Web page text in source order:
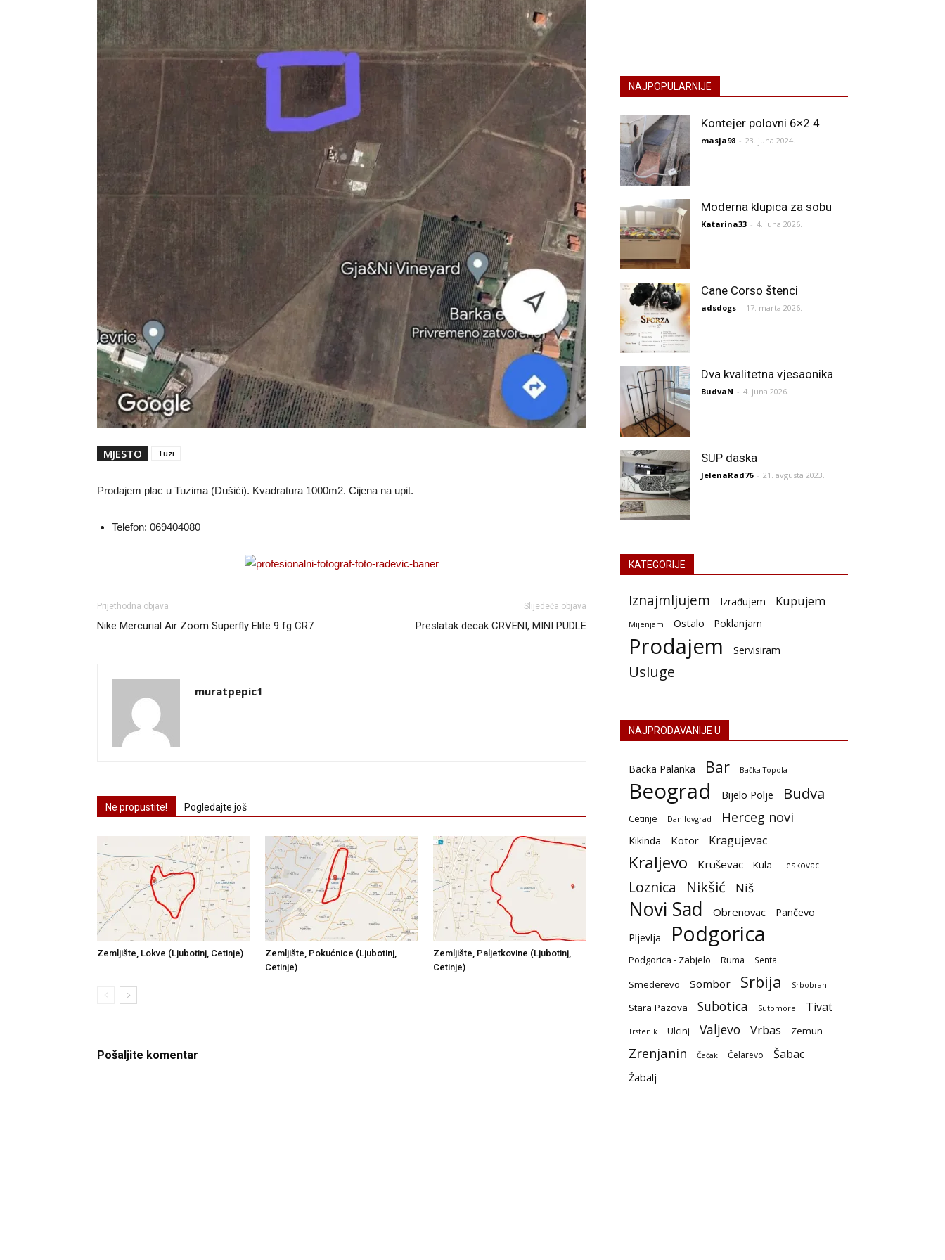
MJESTO Tuzi
Prodajem plac u Tuzima (Dušići). Kvadratura 1000m2. Cijena na upit.
Telefon: 069404080
Prijethodna objava
Nike Mercurial Air Zoom Superfly Elite 9 fg CR7
Slijedeća objava
Preslatak decak CRVENI, MINI PUDLE
muratpepic1
Ne propustite! Pogledajte još
Zemljište, Lokve (Ljubotinj, Cetinje)
Zemljište, Pokućnice (Ljubotinj,
Cetinje)
Zemljište, Paljetkovine (Ljubotinj,
Cetinje)
Pošaljite komentar
NAJPOPULARNIJE
Kontejer polovni 6×2.4
masja98 - 23. juna 2024.
Moderna klupica za sobu
Katarina33 - 4. juna 2026.
Cane Corso štenci
adsdogs - 17. marta 2026.
Dva kvalitetna vjesaonika
BudvaN - 4. juna 2026.
SUP daska
JelenaRad76 - 21. avgusta 2023.
KATEGORIJE
Iznajmljujem Izrađujem Kupujem
Mijenjam Ostalo Poklanjam
Prodajem Servisiram
Usluge
NAJPRODAVANIJE U
Backa Palanka Bar Bačka Topola
Beograd Bijelo Polje Budva
Cetinje Danilovgrad Herceg novi
Kikinda Kotor Kragujevac
Kraljevo Kruševac Kula Leskovac
Loznica Nikšić Niš
Novi Sad Obrenovac Pančevo
Pljevlja Podgorica
Podgorica - Zabjelo Ruma Senta
Smederevo Sombor Srbija Srbobran
Stara Pazova Subotica Sutomore Tivat
Trstenik Ulcinj Valjevo Vrbas Zemun
Zrenjanin Čačak Čelarevo Šabac
Žabalj